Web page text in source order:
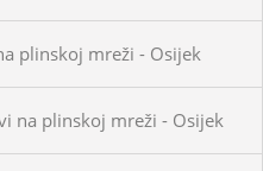
plinskoj mreži - Osijek
na plinskoj mreži - Osijek